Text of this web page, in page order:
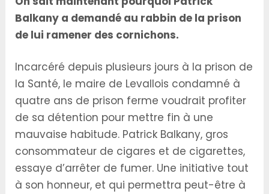
Balkany a demandé au rabbin de la prison
de lui ramener des cornichons.
Incarcéré depuis plusieurs jours à la prison de
la Santé, le maire de Levallois condamné à
quatre ans de prison ferme voudrait profiter
de sa détention pour mettre fin à une
mauvaise habitude. Patrick Balkany, gros
consommateur de cigares et de cigarettes,
essaye d’arrêter de fumer. Une initiative tout
à son honneur, et qui permettra peut-être à